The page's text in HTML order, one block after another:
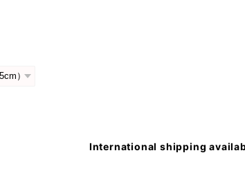
International shipping